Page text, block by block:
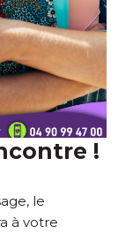
!
le
à votre